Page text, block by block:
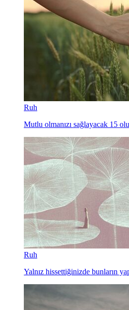
Ruh
Mutlu olmanızı sağlayacak 15
Ruh
Yalnız hissettiğinizde bunların